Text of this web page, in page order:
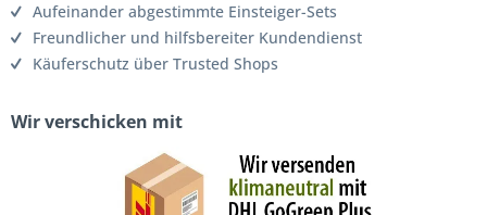
Aufeinander abgestimmte Einsteiger-Sets
Freundlicher und hilfsbereiter Kundendienst
Käuferschutz über Trusted Shops
Wir verschicken mit